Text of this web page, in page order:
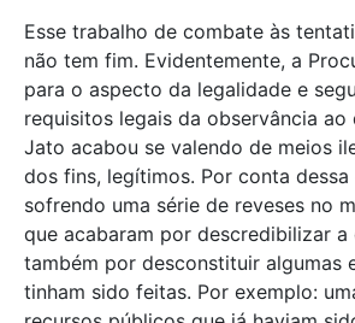
Esse trabalho de combate às
não tem fim. Evidentemente, a
para o aspecto da legalidade e
requisitos legais da observância ao
Jato acabou se valendo de meios
dos fins, legítimos. Por conta dessa
sofrendo uma série de reveses no
que acabaram por descredibilizar a
também por desconstituir algumas
tinham sido feitas. Por exemplo: